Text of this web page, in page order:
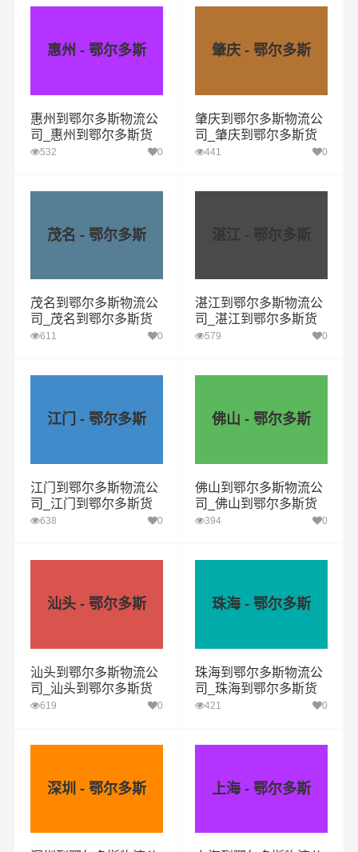
惠州 - 鄂尔多斯
惠州到鄂尔多斯物流公
司_惠州到鄂尔多斯货
运专线
532 0
肇庆 - 鄂尔多斯
肇庆到鄂尔多斯物流公
司_肇庆到鄂尔多斯货
运专线
441 0
茂名 - 鄂尔多斯
茂名到鄂尔多斯物流公
司_茂名到鄂尔多斯货
运专线
611 0
湛江 - 鄂尔多斯
湛江到鄂尔多斯物流公
司_湛江到鄂尔多斯货
运专线
579 0
江门 - 鄂尔多斯
江门到鄂尔多斯物流公
司_江门到鄂尔多斯货
运专线
638 0
佛山 - 鄂尔多斯
佛山到鄂尔多斯物流公
司_佛山到鄂尔多斯货
运专线
394 0
汕头 - 鄂尔多斯
汕头到鄂尔多斯物流公
司_汕头到鄂尔多斯货
运专线
619 0
珠海 - 鄂尔多斯
珠海到鄂尔多斯物流公
司_珠海到鄂尔多斯货
运专线
421 0
深圳 - 鄂尔多斯 上海 - 鄂尔多斯